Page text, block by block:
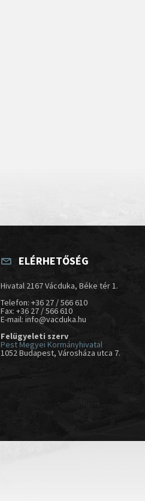
ELÉRHETŐSÉG
Hivatal 2167 Vácduka, Béke tér 1.
Telefon: +36 27 / 566 610
Fax: +36 27 / 566 610
E-mail: info@vacduka.hu
Felügyeleti szerv
Pest Megyei Kormányhivatal
1052 Budapest, Városháza utca 7.